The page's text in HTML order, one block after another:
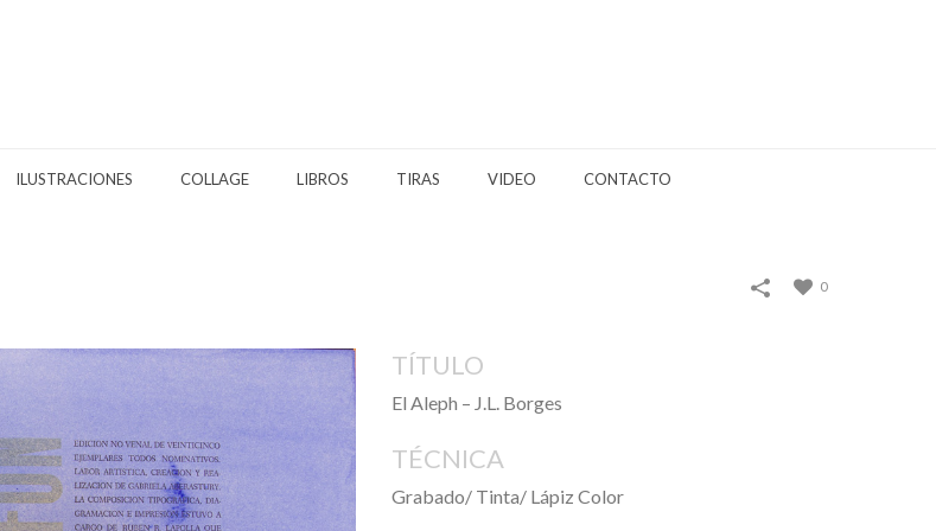
ILUSTRACIONES COLLAGE LIBROS TIRAS VIDEO CONTACTO
0
TÍTULO
El Aleph – J.L. Borges
TÉCNICA
Grabado/ Tinta/ Lápiz Color